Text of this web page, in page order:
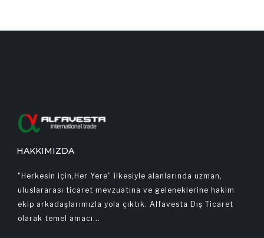
HAKKIMIZDA
"Herkesin için,Her Yere" ilkesiyle alanlarında uzman,
uluslararası ticaret mevzuatına ve geleneklerine hakim
ekip arkadaşlarımızla yola çıktık. Alfavesta Dış Ticaret
olarak temel amacı...